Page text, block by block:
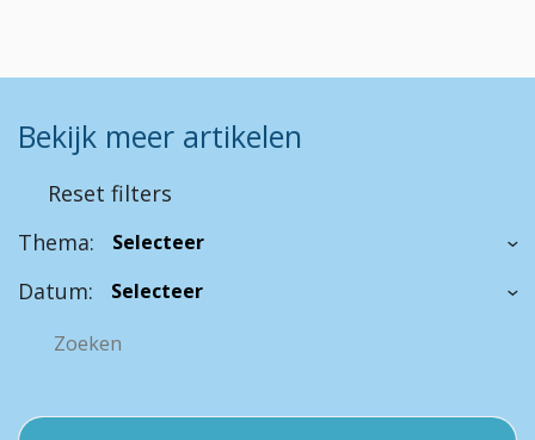
Bekijk meer artikelen
Reset filters
Thema:
Datum: